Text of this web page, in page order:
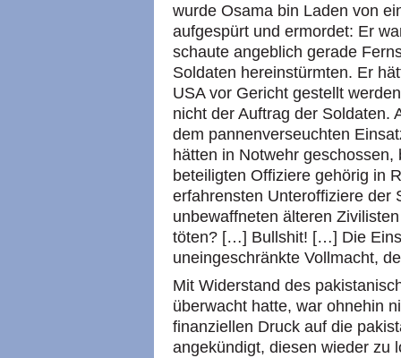
wurde Osama bin Laden von
aufgespürt und ermordet: Er
schaute angeblich gerade
Soldaten hereinstürmten. Er
USA vor Gericht gestellt
nicht der Auftrag der Soldaten.
dem pannenverseuchten
hätten in Notwehr
beteiligten Offiziere gehörig in
erfahrensten Unteroffiziere der
unbewaffneten älteren
töten? […] Bullshit! […] Die
uneingeschränkte Vollmacht,
Mit Widerstand des
überwacht hatte, war ohnehin
finanziellen Druck auf die
angekündigt, diesen wieder zu